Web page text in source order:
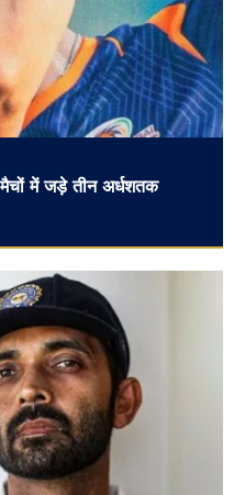
में जड़े तीन अर्धशतक